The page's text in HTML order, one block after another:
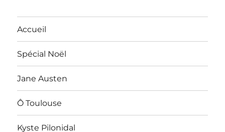
Accueil
Spécial Noël
Jane Austen
Ô Toulouse
Kyste Pilonidal